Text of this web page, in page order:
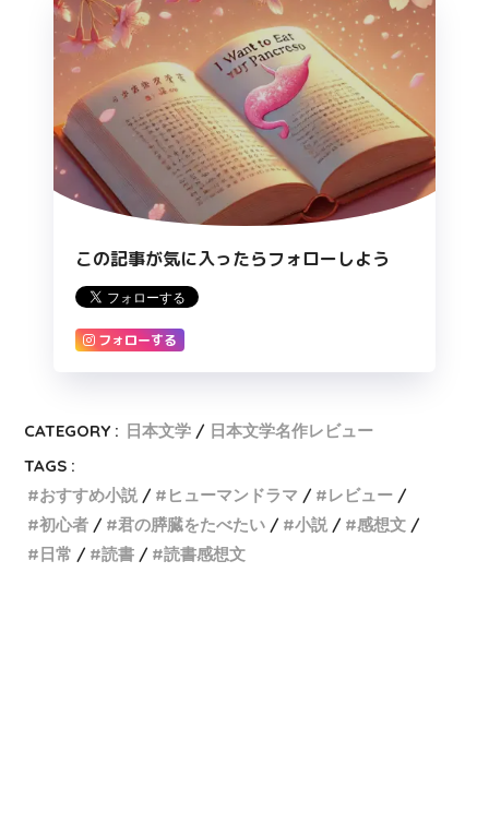
この記事が気に入ったらフォローしよう
フォローする
CATEGORY : 日本文学
日本文学名作レビュー
TAGS :
おすすめ小説
ヒューマンドラマ
レビュー
初心者
君の膵臓をたべたい 小説
感想文
日常
読書 読書感想文